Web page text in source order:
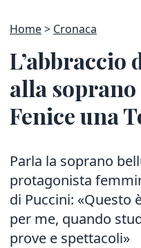
Home Cronaca
L’abbraccio
alla
Fenice una
Parla la soprano
protagonista
di Puccini: «Questo
per me, quando
prove e spettacoli»